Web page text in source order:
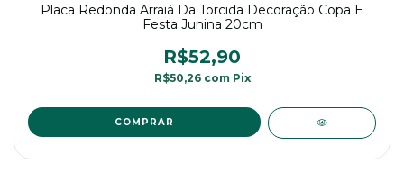
Placa Redonda Arraiá Da Torcida Decoração Copa E
Festa Junina 20cm
R$52,90
R$50,26 com Pix